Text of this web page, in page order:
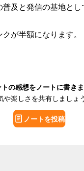
及と発信の基地と
が半額になります。
の感想をノートに書き
や楽しさを共有しましょ
ノートを投稿